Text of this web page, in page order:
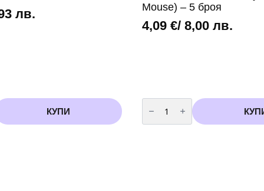
лв.
КУПИ
Mouse) – 5 броя
4,09 €/ 8,00 лв.
количество
за
Балони
Бебе